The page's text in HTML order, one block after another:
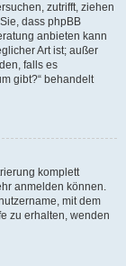
zutrifft, ziehen
dass phpBB
anbieten kann
Art ist; außer
falls es
gibt?“ behandelt
komplett
anmelden können.
mit dem
zu erhalten, wenden